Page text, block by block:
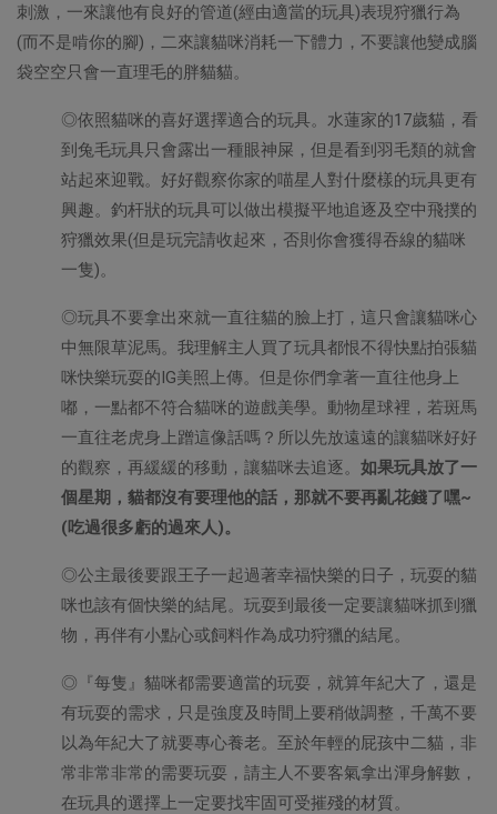
刺激，一來讓他有良好的管道(經由適當的玩具)表現狩獵行為
(而不是啃你的腳)，二來讓貓咪消耗一下體力，不要讓他變成腦
袋空空只會一直理毛的胖貓貓。
◎依照貓咪的喜好選擇適合的玩具。水蓮家的17歲貓，看
到兔毛玩具只會露出一種眼神屎，但是看到羽毛類的就會
站起來迎戰。好好觀察你家的喵星人對什麼樣的玩具更有
興趣。釣杆狀的玩具可以做出模擬平地追逐及空中飛撲的
狩獵效果(但是玩完請收起來，否則你會獲得吞線的貓咪
一隻)。
◎玩具不要拿出來就一直往貓的臉上打，這只會讓貓咪心
中無限草泥馬。我理解主人買了玩具都恨不得快點拍張貓
咪快樂玩耍的IG美照上傳。但是你們拿著一直往他身上
嘟，一點都不符合貓咪的遊戲美學。動物星球裡，若斑馬
一直往老虎身上蹭這像話嗎？所以先放遠遠的讓貓咪好好
的觀察，再緩緩的移動，讓貓咪去追逐。 如果玩具放了一
個星期，貓都沒有要理他的話，那就不要再亂花錢了嘿~
(吃過很多虧的過來人)。
◎公主最後要跟王子一起過著幸福快樂的日子，玩耍的貓
咪也該有個快樂的結尾。玩耍到最後一定要讓貓咪抓到獵
物，再伴有小點心或飼料作為成功狩獵的結尾。
◎『每隻』貓咪都需要適當的玩耍，就算年紀大了，還是
有玩耍的需求，只是強度及時間上要稍做調整，千萬不要
以為年紀大了就要專心養老。至於年輕的屁孩中二貓，非
常非常非常的需要玩耍，請主人不要客氣拿出渾身解數，
在玩具的選擇上一定要找牢固可受摧殘的材質。